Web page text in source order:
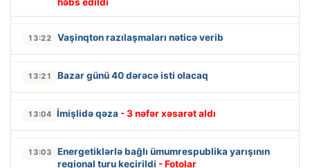
həbs edildi
13:22 Vaşinqton razılaşmaları nəticə verib
13:21 Bazar günü 40 dərəcə isti olacaq
13:04 İmişlidə qəza - 3 nəfər xəsarət aldı
13:03
Energetiklərlə bağlı ümumrespublika yarışının
regional turu keçirildi - Fotolar